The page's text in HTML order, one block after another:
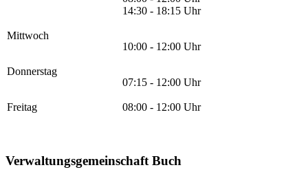
14:30 - 18:15 Uhr
Mittwoch
10:00 - 12:00 Uhr
Donnerstag
07:15 - 12:00 Uhr
Freitag 08:00 - 12:00 Uhr
Verwaltungsgemeinschaft Buch